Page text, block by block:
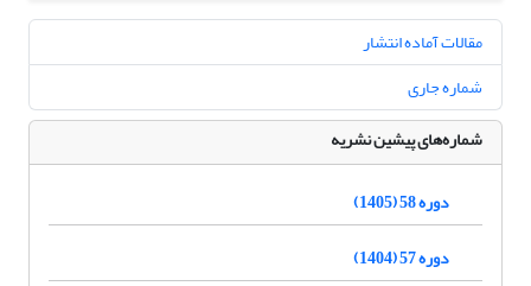
مقالات آماده انتشار
شماره جاری
شماره‌های پیشین نشریه
دوره 58 (1405)
دوره 57 (1404)